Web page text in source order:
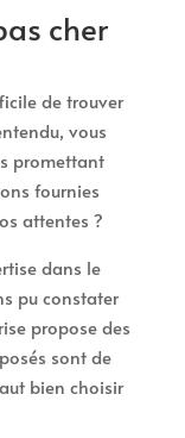
cher
de trouver
vous
promettant
fournies
attentes ?
dans le
pu constater
propose des
sont de
bien choisir